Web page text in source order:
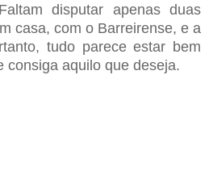
disputar apenas duas
casa, com o Barreirense, e a
tudo parece estar bem
consiga aquilo que deseja.